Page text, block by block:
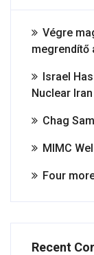
Végre
megrendítő
Israel
Nuclear Iran
Chag
MIMC
Four
Recent